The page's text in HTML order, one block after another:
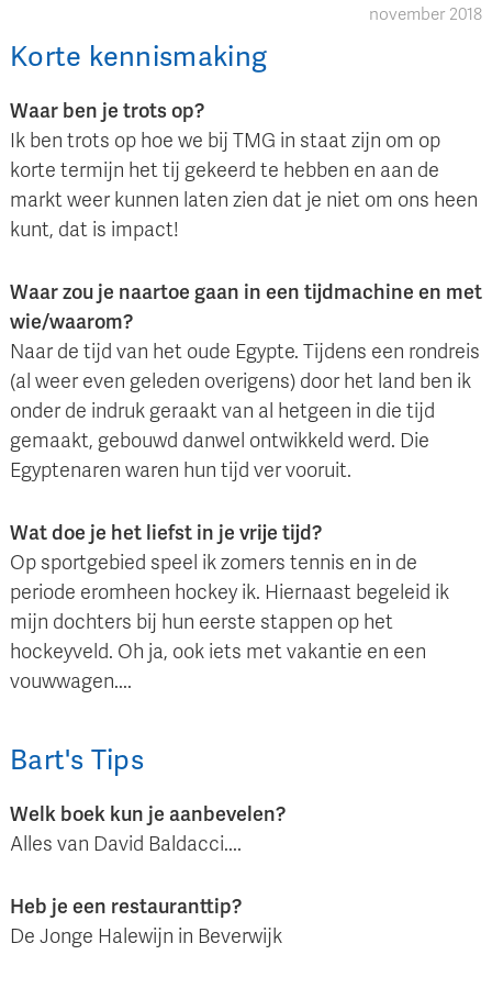
november 2018
Korte kennismaking
Waar ben je trots op?
Ik ben trots op hoe we bij TMG in staat zijn om op
korte termijn het tij gekeerd te hebben en aan de
markt weer kunnen laten zien dat je niet om ons heen
kunt, dat is impact!
Waar zou je naartoe gaan in een tijdmachine en met
wie/waarom?
Naar de tijd van het oude Egypte. Tijdens een rondreis
(al weer even geleden overigens) door het land ben ik
onder de indruk geraakt van al hetgeen in die tijd
gemaakt, gebouwd danwel ontwikkeld werd. Die
Egyptenaren waren hun tijd ver vooruit.
Wat doe je het liefst in je vrije tijd?
Op sportgebied speel ik zomers tennis en in de
periode eromheen hockey ik. Hiernaast begeleid ik
mijn dochters bij hun eerste stappen op het
hockeyveld. Oh ja, ook iets met vakantie en een
vouwwagen....
Bart's Tips
Welk boek kun je aanbevelen?
Alles van David Baldacci....
Heb je een restauranttip?
De Jonge Halewijn in Beverwijk